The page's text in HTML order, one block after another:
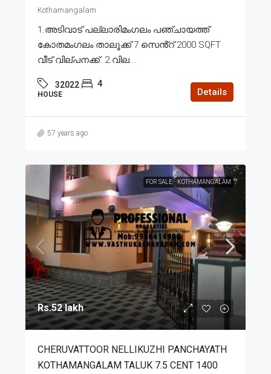
Kothamangalam
1.അടിവാട് പല്ലാരിമംഗലം പഞ്ചായത്ത്
കോതമംഗലം താലൂക്ക് 7 സെൻ്റ് 2000 SQFT
വീട് വില്പനക്ക്. 2.വില...
32022 4
HOUSE Details
57 years ago
FOR SALE KOTHAMANGALAM
Rs.52 lakh
CHERUVATTOOR NELLIKUZHI PANCHAYATH
KOTHAMANGALAM TALUK 7.5 CENT 1400